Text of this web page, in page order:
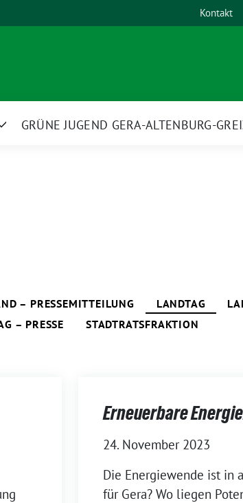
Kontakt
ZeigeGRÜNE JUGEND GERA-ALTENBURG-
– PRESSEMITTEILUNG LANDTAG
– PRESSE
STADTRATSFRAKTION
Erneuerbare
24. November 2023
Die Energiewende ist in
für Gera? Wo liegen